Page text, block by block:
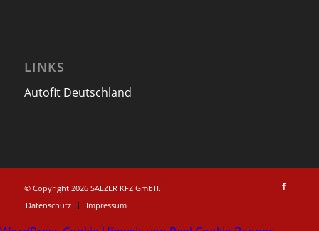
LINKS
Autofit Deutschland
© Copyright 2026 SALZER KFZ GmbH.
Datenschutz
Impressum